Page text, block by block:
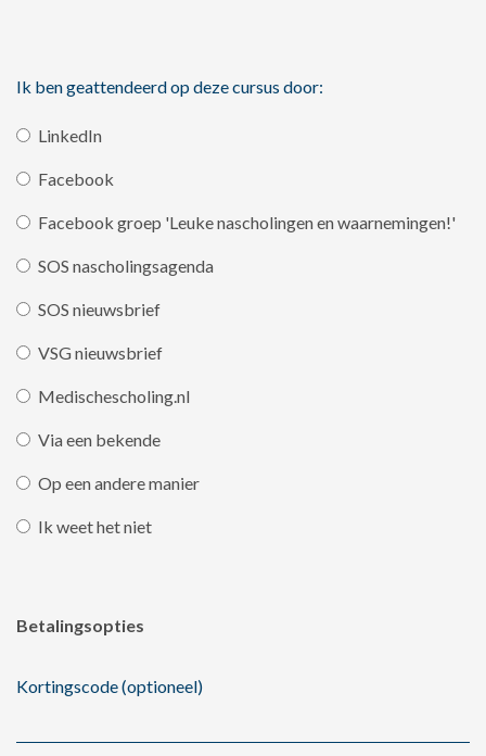
Ik ben geattendeerd op deze cursus door:
LinkedIn
Facebook
Facebook groep 'Leuke nascholingen en waarnemingen!'
SOS nascholingsagenda
SOS nieuwsbrief
VSG nieuwsbrief
Medischescholing.nl
Via een bekende
Op een andere manier
Ik weet het niet
Betalingsopties
Kortingscode (optioneel)